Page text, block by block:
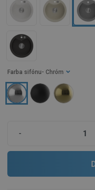
Farba sifónu - Chróm
-